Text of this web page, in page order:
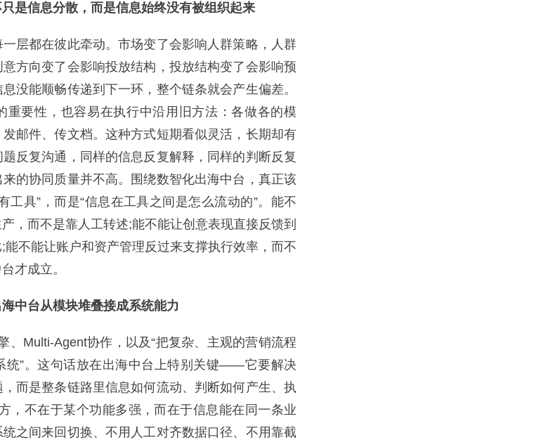
信息分散，而是信息始终没有被组织起来
都在彼此牵动。市场变了会影响人群策略，人群
方向变了会影响投放结构，投放结构变了会影响预
没能顺畅传递到下一环，整个链条就会产生偏差。
重要性，也容易在执行中沿用旧方法：各做各的模
邮件、传文档。这种方式短期看似灵活，长期却有
反复沟通，同样的信息反复解释，同样的判断反复
的协同质量并不高。围绕数智化出海中台，真正该
工具”，而是“信息在工具之间是怎么流动的”。能不
，而不是靠人工转述;能不能让创意表现直接反馈到
不能让账户和资产管理反过来支撑执行效率，而不
才成立。
台从模块堆叠接成系统能力
Multi-Agent协作，以及“把复杂、主观的营销流程
统”。这句话放在出海中台上特别关键——它要解决
而是整条链路里信息如何流动、判断如何产生、执
，不在于某个功能多强，而在于信息能在同一条业
之间来回切换、不用人工对齐数据口径、不用靠截